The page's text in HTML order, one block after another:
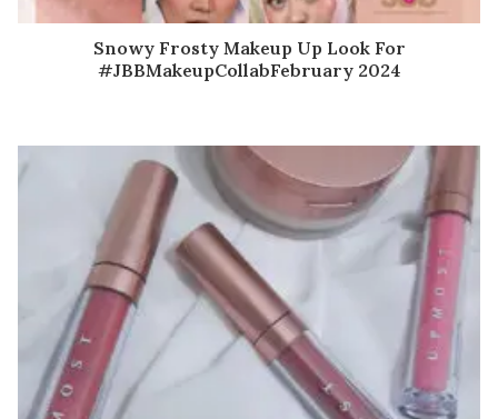
Snowy Frosty Makeup Up Look For
#JBBMakeupCollabFebruary 2024